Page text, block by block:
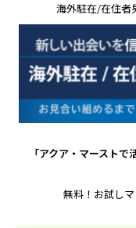
海外駐在/在住者
「アクア・マースト
無料！お試し